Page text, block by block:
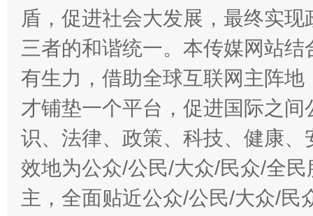
盾，促进社会大发展，最终实
三者的和谐统一。本传媒网站
有生力，借助全球互联网主阵
才铺垫一个平台，促进国际之
识、法律、政策、科技、健康
效地为公众/公民/大众/民众/全
主，全面贴近公众/公民/大众/民